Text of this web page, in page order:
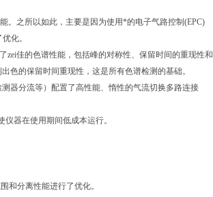
。之所以如此，主要是因为使用*的电子气路控制(EPC)
化。
zei佳的色谱性能，包括峰的对称性、保留时间的重现性和
色的保留时间重现性，这是所有色谱检测的基础。
器分流等）配置了高性能、惰性的气流切换多路连接
器在使用期间低成本运行。
和分离性能进行了优化。